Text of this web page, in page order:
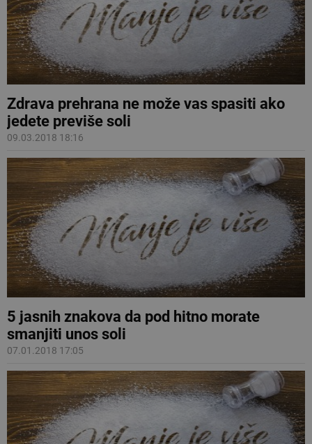
Zdrava prehrana ne može vas spasiti ako
jedete previše soli
09.03.2018 18:16
5 jasnih znakova da pod hitno morate
smanjiti unos soli
07.01.2018 17:05